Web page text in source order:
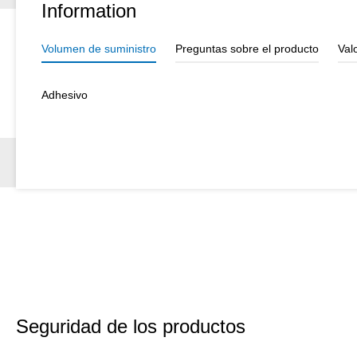
Information
Volumen de suministro Preguntas sobre el producto
Adhesivo
Seguridad de los productos